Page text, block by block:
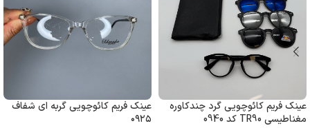
عینک فریم کائوچویی گرد چندکاوره
مغناطیسی TR90 کد 0940
عینک فریم کائوچویی گربه ای شفاف
۰۹۲۵